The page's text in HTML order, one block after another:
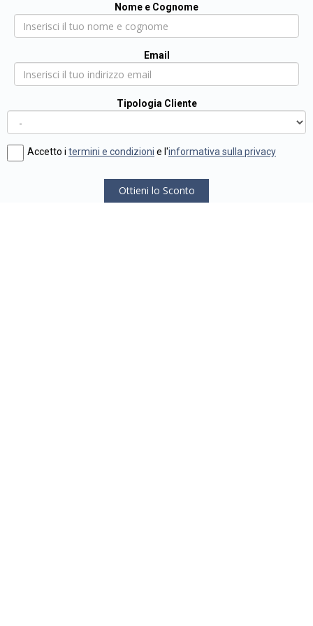
Nome e Cognome
Email
Tipologia Cliente
Accetto i termini e condizioni e l'informativa sulla privacy
Ottieni lo Sconto